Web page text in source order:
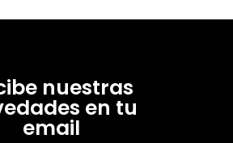
nuestras
en tu
email